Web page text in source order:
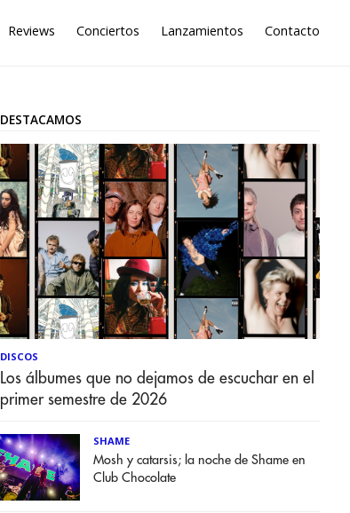
Reviews Conciertos Lanzamientos Contacto
DESTACAMOS
DISCOS
Los álbumes que no dejamos de escuchar en el
primer semestre de 2026
SHAME
Mosh y catarsis; la noche de Shame en
Club Chocolate